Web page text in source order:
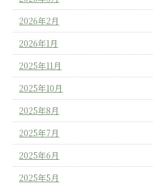
2026年2月
2026年1月
2025年11月
2025年10月
2025年8月
2025年7月
2025年6月
2025年5月